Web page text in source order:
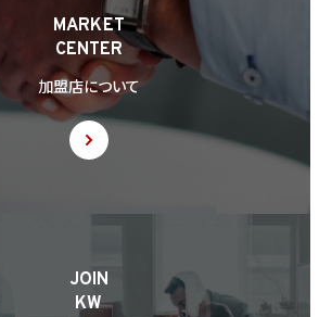
MARKET
CENTER
加盟店について
JOIN
KW